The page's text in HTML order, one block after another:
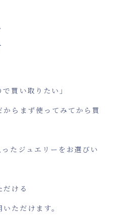
買い取りたい」
からまず使ってみてから買
たジュエリーをお選びい
ける
ただけます。